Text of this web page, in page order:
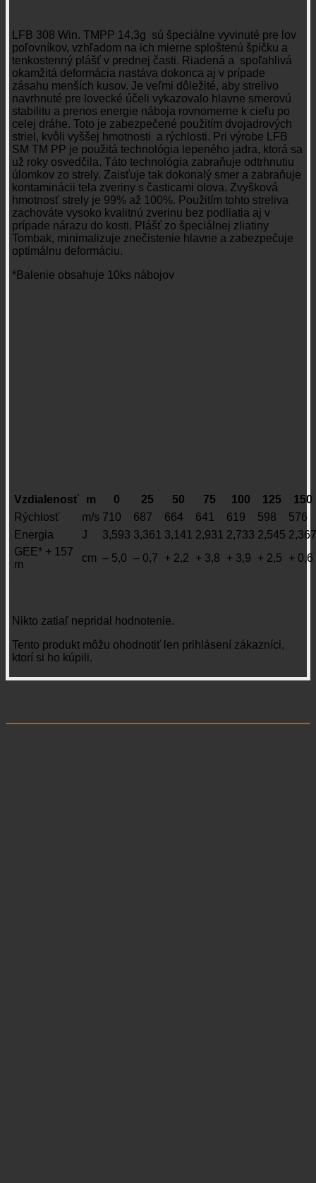
LFB 308 Win. TMPP 14,3g sú špeciálne vyvinuté pre lov
poľovníkov, vzhľadom na ich mierne sploštenú špičku a
tenkostenný plášť v prednej časti. Riadená a spoľahlivá
okamžitá deformácia nastáva dokonca aj v prípade
zásahu menších kusov. Je veľmi dôležité, aby strelivo
navrhnuté pre lovecké účeli vykazovalo hlavne smerovú
stabilitu a prenos energie náboja rovnomerne k cieľu po
celej dráhe. Toto je zabezpečené použitím dvojadrových
striel, kvôli vyššej hmotnosti a rýchlosti. Pri výrobe LFB
SM TM PP je použitá technológia lepeného jadra, ktorá sa
už roky osvedčila. Táto technológia zabraňuje odtrhnutiu
úlomkov zo strely. Zaisťuje tak dokonalý smer a zabraňuje
kontaminácii tela zveriny s časticami olova. Zvyšková
hmotnosť strely je 99% až 100%. Použitím tohto streliva
zachováte vysoko kvalitnú zverinu bez podliatia aj v
prípade nárazu do kosti. Plášť zo špeciálnej zliatiny
Tombak, minimalizuje znečistenie hlavne a zabezpečuje
optimálnu deformáciu.
*Balenie obsahuje 10ks nábojov
Vzdialenosť m 0 25 50 75 100 125
150
Rýchlosť
m/s 710 687 664 641 619 598
576
Energia
J 3,593 3,361 3,141 2,931 2,733 2,545
GEE* + 157
m
cm – 5,0 – 0,7 + 2,2 + 3,8 + 3,9 + 2,5 + 0,6
Nikto zatiaľ nepridal hodnotenie.
Tento produkt môžu ohodnotiť len prihlásení zákazníci,
ktorí si ho kúpili.